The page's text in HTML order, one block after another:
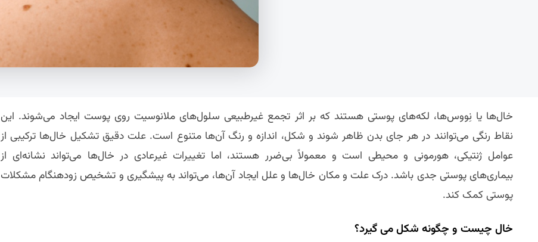
خال‌ها یا نِووس‌ها، لکه‌های پوستی هستند که بر اثر تجمع غیرطبیعی سلول‌های ملانوسیت روی پوست ایجاد می‌شوند. این
نقاط رنگی می‌توانند در هر جای بدن ظاهر شوند و شکل، اندازه و رنگ آن‌ها متنوع است. علت دقیق تشکیل خال‌ها ترکیبی از
عوامل ژنتیکی، هورمونی و محیطی است و معمولاً بی‌ضرر هستند، اما تغییرات غیرعادی در خال‌ها می‌تواند نشانه‌ای از
بیماری‌های پوستی جدی باشد. درک علت و مکان خال‌ها و علل ایجاد آن‌ها، می‌تواند به پیشگیری و تشخیص زودهنگام مشکلات
پوستی کمک کند.
خال چیست و چگونه شکل می‌ گیرد؟